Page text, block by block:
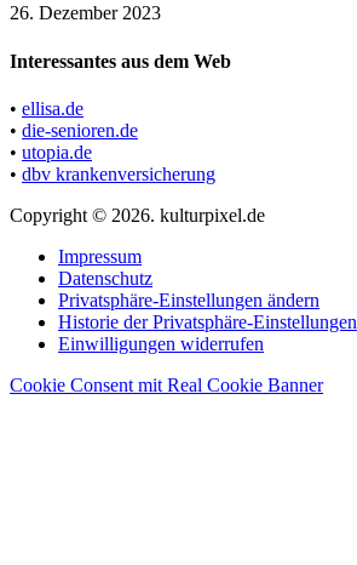
26. Dezember 2023
Interessantes aus dem Web
• ellisa.de
• die-senioren.de
• utopia.de
• dbv krankenversicherung
Copyright © 2026. kulturpixel.de
Impressum
Datenschutz
Privatsphäre-Einstellungen ändern
Historie der Privatsphäre-Einstellungen
Einwilligungen widerrufen
Cookie Consent mit Real Cookie Banner